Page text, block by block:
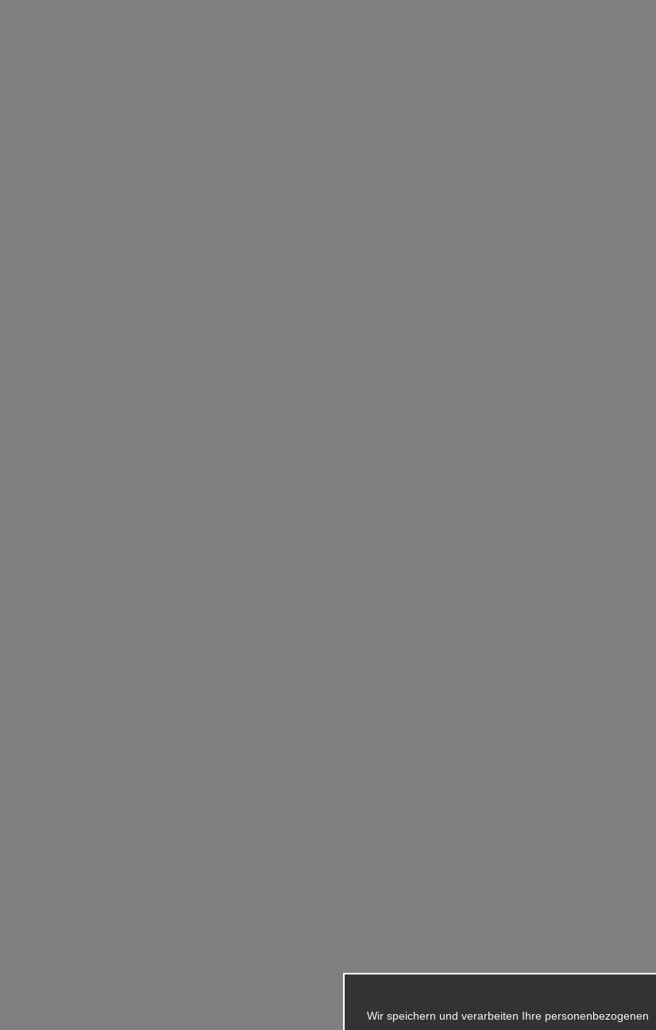
Wir speichern und verarbeiten Ihre personenbezogenen